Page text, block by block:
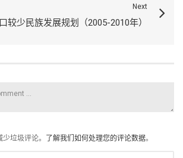
Next
较少民族发展规划（2005-2010年）
垃圾评论。 了解我们如何处理您的评论数据。